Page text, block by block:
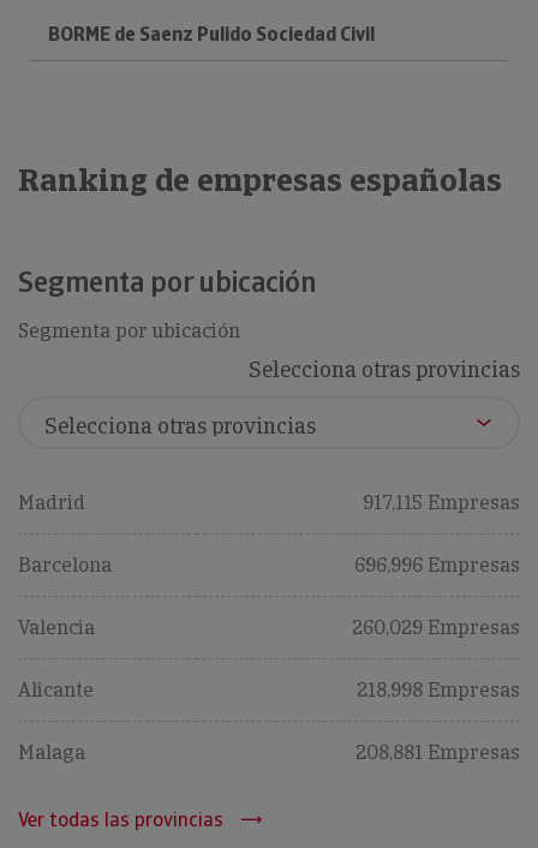
BORME de Saenz Pulido Sociedad Civil
Ranking de empresas españolas
Segmenta por ubicación
Segmenta por ubicación
Selecciona otras provincias
Madrid 917,115 Empresas
Barcelona 696,996 Empresas
Valencia 260,029 Empresas
Alicante 218,998 Empresas
Malaga 208,881 Empresas
Ver todas las provincias